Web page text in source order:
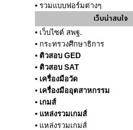
• รวมแบบฟอร์มต่างๆ
เว็บน่าสนใจ
• เว็บไซต์ สพฐ.
• กระทรวงศึกษาธิการ
• ติวสอบ GED
• ติวสอบ SAT
• เครื่องมือวัด
• เครื่องมืออุตสาหกรรม
• เกมส์
• แหล่งรวมเกมส์
• แหล่งรวมเกมส์